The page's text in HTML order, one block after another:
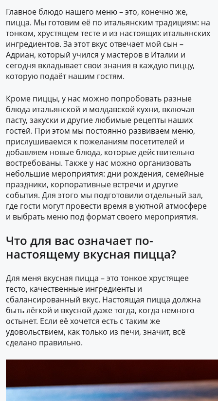
Главное блюдо нашего меню – это, конечно же,
пицца. Мы готовим её по итальянским традициям: на
тонком, хрустящем тесте и из настоящих итальянских
ингредиентов. За этот вкус отвечает мой сын –
Адриан, который учился у мастеров в Италии и
сегодня вкладывает свои знания в каждую пиццу,
которую подаёт нашим гостям.
Кроме пиццы, у нас можно попробовать разные
блюда итальянской и молдавской кухни, включая
пасту, закуски и другие любимые рецепты наших
гостей. При этом мы постоянно развиваем меню,
прислушиваемся к пожеланиям посетителей и
добавляем новые блюда, которые действительно
востребованы. Также у нас можно организовать
небольшие мероприятия: дни рождения, семейные
праздники, корпоративные встречи и другие
события. Для этого мы подготовили отдельный зал,
где гости могут провести время в уютной атмосфере
и выбрать меню под формат своего мероприятия.
Что для вас означает по-
настоящему вкусная пицца?
Для меня вкусная пицца – это тонкое хрустящее
тесто, качественные ингредиенты и
сбалансированный вкус. Настоящая пицца должна
быть лёгкой и вкусной даже тогда, когда немного
остынет. Если её хочется есть с таким же
удовольствием, как только из печи, значит, всё
сделано правильно.